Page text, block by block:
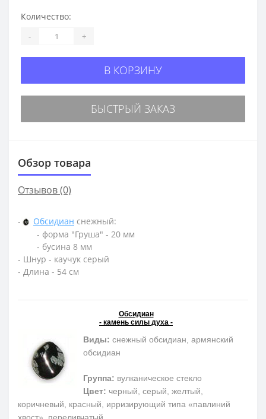
Количество:
- +
В КОРЗИНУ
БЫСТРЫЙ ЗАКАЗ
Обзор товара
Отзывов (0)
- Обсидиан снежный:
- форма "Груша" - 20 мм
- бусина 8 мм
- Шнур - каучук серый
- Длина - 54 см
Обсидиан
- камень силы духа -
Виды: снежный обсидиан, армянский
обсидиан
Группа: вулканическое стекло
Цвет: черный, серый, желтый,
коричневый, красный, ирризирующий типа «павлиний
хвост», переливчатый